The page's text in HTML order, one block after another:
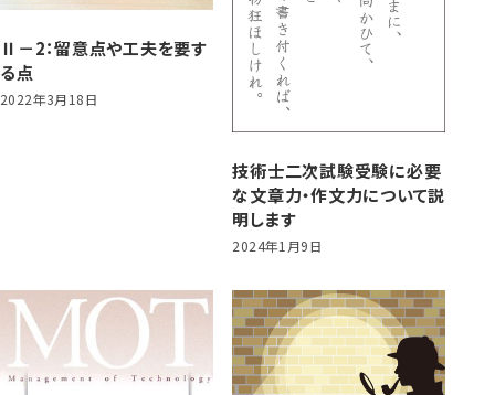
Ⅱ－2：留意点や工夫を要す
る点
2022年3月18日
技術士二次試験受験に必要
な文章力・作文力について説
明します
2024年1月9日